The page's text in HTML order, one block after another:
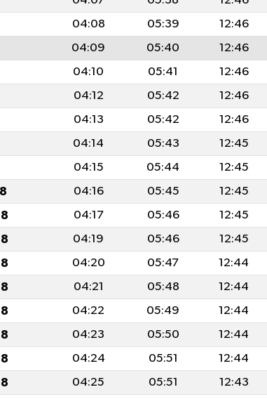
04:08 05:39 12:46
04:09 05:40 12:46
04:10 05:41 12:46
04:12 05:42 12:46
04:13 05:42 12:46
04:14 05:43 12:45
04:15 05:44 12:45
04:16 05:45 12:45
04:17 05:46 12:45
04:19 05:46 12:45
04:20 05:47 12:44
04:21 05:48 12:44
04:22 05:49 12:44
04:23 05:50 12:44
04:24 05:51 12:44
04:25 05:51 12:43